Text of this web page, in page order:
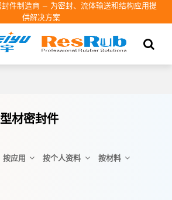
件制造商 – 为密封、流体输送和结构应用提
供解决方案
材密封件
按应用 按个人资料
按材料